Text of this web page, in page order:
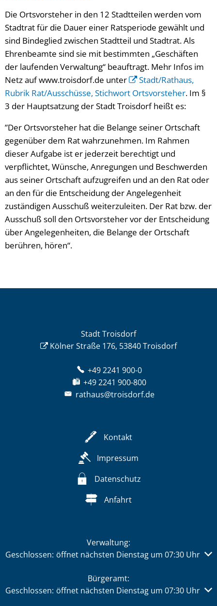
Die Ortsvorsteher in den 12 Stadtteilen werden vom
Stadtrat für die Dauer einer Ratsperiode gewählt und
sind Bindeglied zwischen Stadtteil und Stadtrat. Als
Ehrenbeamte sind sie mit bestimmten „Geschäften
der laufenden Verwaltung“ beauftragt. Mehr Infos im
Netz auf www.troisdorf.de unter
Stadt/Rathaus,
Rubrik Rat/Ausschüsse, Stichwort Ortsvorsteher. Im §
3 der Hauptsatzung der Stadt Troisdorf heißt es:
”Der Ortsvorsteher hat die Belange seiner Ortschaft
gegenüber dem Rat wahrzunehmen. Im Rahmen
dieser Aufgabe ist er jederzeit berechtigt und
verpflichtet, Wünsche, Anregungen und Beschwerden
aus seiner Ortschaft aufzugreifen und an den Rat oder
an den für die Entscheidung der Angelegenheit
zuständigen Ausschuß weiterzuleiten. Der Rat bzw. der
Ausschuß soll den Ortsvorsteher vor der Entscheidung
über Angelegenheiten, die Belange der Ortschaft
berühren, hören“.
Stadt Troisdorf
Kölner Straße 176, 53840 Troisdorf
+49 2241 900-0
+49 2241 900-800
rathaus@troisdorf.de
Kontakt
Impressum
Datenschutz
Anfahrt
Verwaltung:
Klicken, um weitere Öffnungs- oder Schließzeiten
Geschlossen: öffnet nächsten Dienstag um 07:30 Uhr
Bürgeramt:
Klicken, um weitere Öffnungs- oder Schließzeiten
Geschlossen: öffnet nächsten Dienstag um 07:30 Uhr